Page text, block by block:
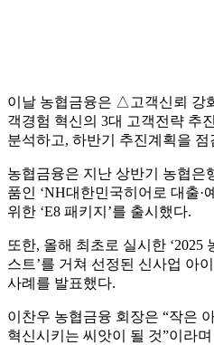
이날 농협금융은 △고객신뢰 강
객경험 혁신의 3대 고객전략 추
분석하고, 하반기 추진계획을 점
농협금융은 지난 상반기 농협은
품인 ‘NH대한민국히어로 대출·
위한 ‘E8 패키지’를 출시했다.
또한, 올해 최초로 실시한 ‘2025
스트’를 거쳐 선정된 신사업 아
사례를 발표했다.
이찬우 농협금융 회장은 “작은
혁신시키는 씨앗이 될 것”이라